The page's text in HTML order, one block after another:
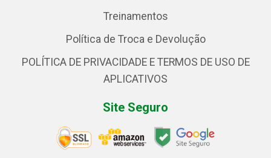
Treinamentos
Política de Troca e Devolução
POLÍTICA DE PRIVACIDADE E TERMOS DE USO DE
APLICATIVOS
Site Seguro